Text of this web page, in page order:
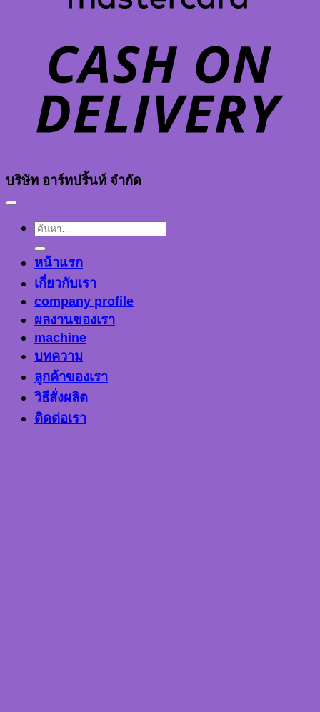
บริษัท อาร์ทปริ้นท์ จำกัด
ค้นหา:
หน้าแรก
เกี่ยวกับเรา
company profile
ผลงานของเรา
machine
บทความ
ลูกค้าของเรา
วิธีสั่งผลิต
ติดต่อเรา